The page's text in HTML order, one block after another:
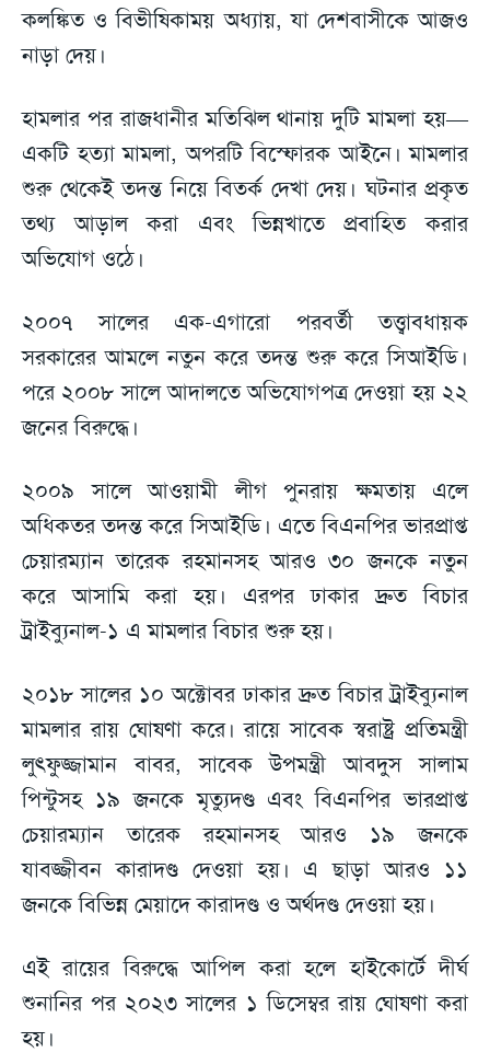
কলঙ্কিত ও বিভীষিকাময় অধ্যায়, যা দেশবাসীকে আজও
নাড়া দেয়।
হামলার পর রাজধানীর মতিঝিল থানায় দুটি মামলা হয়—
একটি হত্যা মামলা, অপরটি বিস্ফোরক আইনে। মামলার
শুরু থেকেই তদন্ত নিয়ে বিতর্ক দেখা দেয়। ঘটনার প্রকৃত
তথ্য আড়াল করা এবং ভিন্নখাতে প্রবাহিত করার
অভিযোগ ওঠে।
২০০৭ সালের এক-এগারো পরবর্তী তত্ত্বাবধায়ক
সরকারের আমলে নতুন করে তদন্ত শুরু করে সিআইডি।
পরে ২০০৮ সালে আদালতে অভিযোগপত্র দেওয়া হয় ২২
জনের বিরুদ্ধে।
২০০৯ সালে আওয়ামী লীগ পুনরায় ক্ষমতায় এলে
অধিকতর তদন্ত করে সিআইডি। এতে বিএনপির ভারপ্রাপ্ত
চেয়ারম্যান তারেক রহমানসহ আরও ৩০ জনকে নতুন
করে আসামি করা হয়। এরপর ঢাকার দ্রুত বিচার
ট্রাইব্যুনাল-১ এ মামলার বিচার শুরু হয়।
২০১৮ সালের ১০ অক্টোবর ঢাকার দ্রুত বিচার ট্রাইব্যুনাল
মামলার রায় ঘোষণা করে। রায়ে সাবেক স্বরাষ্ট্র প্রতিমন্ত্রী
লুৎফুজ্জামান বাবর, সাবেক উপমন্ত্রী আবদুস সালাম
পিন্টুসহ ১৯ জনকে মৃত্যুদণ্ড এবং বিএনপির ভারপ্রাপ্ত
চেয়ারম্যান তারেক রহমানসহ আরও ১৯ জনকে
যাবজ্জীবন কারাদণ্ড দেওয়া হয়। এ ছাড়া আরও ১১
জনকে বিভিন্ন মেয়াদে কারাদণ্ড ও অর্থদণ্ড দেওয়া হয়।
এই রায়ের বিরুদ্ধে আপিল করা হলে হাইকোর্টে দীর্ঘ
শুনানির পর ২০২৩ সালের ১ ডিসেম্বর রায় ঘোষণা করা
হয়।